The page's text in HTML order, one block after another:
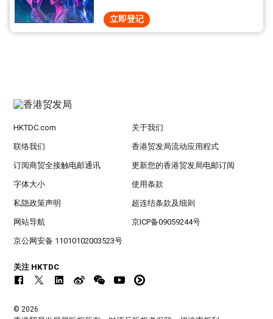
立即登记
HKTDC.com 关于我们
联络我们 香港贸发局流动应用程式
订阅商贸全接触电邮通讯 更新您的香港贸发局电邮订阅
字体大小 使用条款
私隐政策声明 超连结条款及细则
网站导航 京ICP备09059244号
京公网安备 11010102003523号
关注 HKTDC
© 2026